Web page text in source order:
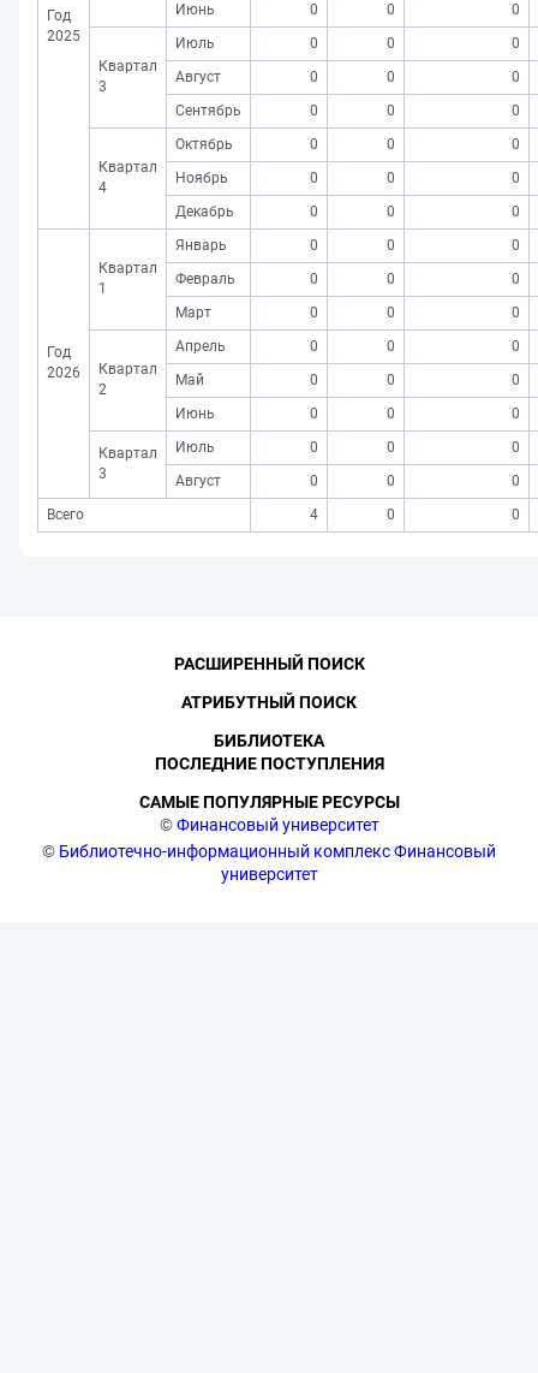
Год
2025
Июнь
0 0 0
Квартал
3
Июль 0 0
0
Август
0 0
0
Сентябрь
0 0 0
Квартал
4
Октябрь 0 0
0
Ноябрь
0 0
0
Декабрь
0 0 0
Год
2026
Квартал
1
Январь 0 0
0
Февраль
0 0
0
Март
0 0 0
Квартал
2
Апрель 0 0
0
Май
0 0
0
Июнь
0 0 0
Квартал
3
Июль 0 0
0
Август
0 0
0
Всего
4 0 0
©Финансовый университет
© Библиотечно-информационный комплекс Финансовый
университет
РАСШИРЕННЫЙ ПОИСК
АТРИБУТНЫЙ ПОИСК
БИБЛИОТЕКА
ПОСЛЕДНИЕ ПОСТУПЛЕНИЯ
САМЫЕ ПОПУЛЯРНЫЕ РЕСУРСЫ